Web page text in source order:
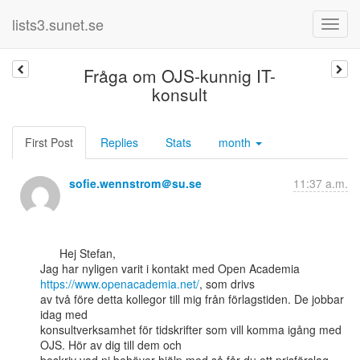
lists3.sunet.se
Fråga om OJS-kunnig IT-
konsult
First Post Replies Stats month
sofie.wennstrom＠su.se 11:37 a.m.
https://www.openacademia.net/, som drivs
av två före detta kollegor till mig från förlagstiden. De jobbar
idag med
konsultverksamhet för tidskrifter som vill komma igång med
OJS. Hör av dig till dem och